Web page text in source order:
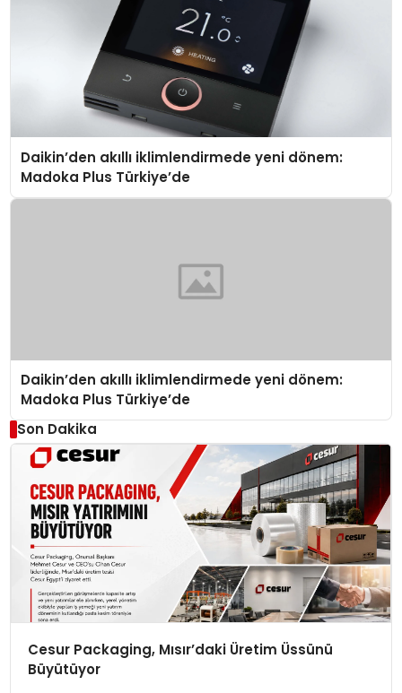
Daikin’den akıllı iklimlendirmede yeni dönem:
Madoka Plus Türkiye’de
Daikin’den akıllı iklimlendirmede yeni dönem:
Madoka Plus Türkiye’de
Son Dakika
Cesur Packaging, Mısır’daki Üretim Üssünü
Büyütüyor